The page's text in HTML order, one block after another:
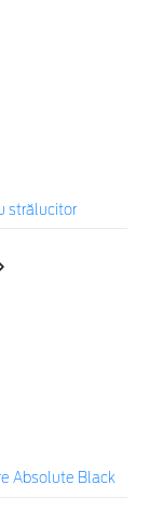
strălucitor
Absolute Black